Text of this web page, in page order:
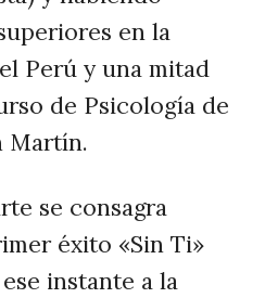
en la
Perú y una mitad
de Psicología de
Martín.
se consagra
éxito «Sin Ti»
instante a la